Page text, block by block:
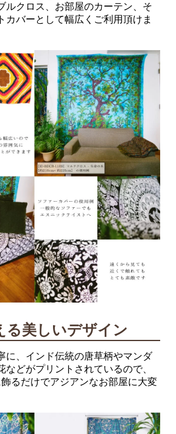
ルクロス、お部屋のカーテン、そ
カバーとして幅広くご利用頂けま
る美しいデザイン
に、インド伝統の唐草柄やマンダ
などがプリントされているので、
るだけでアジアンなお部屋に大変